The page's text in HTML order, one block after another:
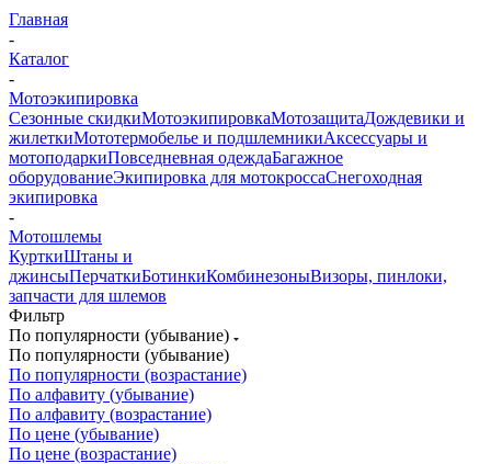
Главная
-
Каталог
-
Мотоэкипировка
Сезонные скидкиМотоэкипировкаМотозащитаДождевики и
жилеткиМототермобелье и подшлемникиАксессуары и
мотоподаркиПовседневная одеждаБагажное
оборудованиеЭкипировка для мотокроссаСнегоходная
экипировка
-
Мотошлемы
КурткиШтаны и
джинсыПерчаткиБотинкиКомбинезоныВизоры, пинлоки,
запчасти для шлемов
Фильтр
По популярности (убывание)
По популярности (убывание)
По популярности (возрастание)
По алфавиту (убывание)
По алфавиту (возрастание)
По цене (убывание)
По цене (возрастание)